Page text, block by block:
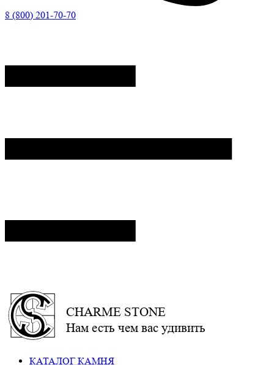
8 (800) 201-70-70
CHARME STONE
Нам есть чем вас удивить
КАТАЛОГ КАМНЯ